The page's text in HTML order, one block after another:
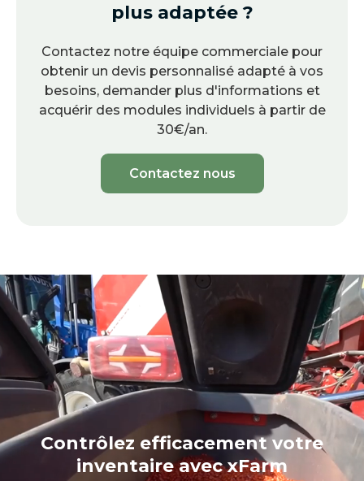
plus adaptée ?
Contactez notre équipe commerciale pour
obtenir un devis personnalisé adapté à vos
besoins, demander plus d'informations et
acquérir des modules individuels à partir de
30€/an.
Contactez nous
Contrôlez efficacement votre
inventaire avec xFarm